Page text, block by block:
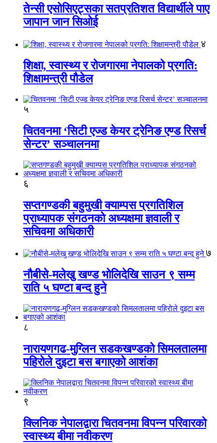
तेन्सी एसोसिएट्सका सतप्रतिशत विद्यार्थीले पाए
जापान जान सिओई
४
शिक्षा, स्वास्थ्य र रोजगारमा नेपालको प्रगति:
शिक्षामन्त्री पौडेल
५
चितवनमा ‘सिटी एज्ड केयर ट्रेनिङ एण्ड रिसर्च
सेन्टर’ सञ्चालनमा
६
सप्तगण्डकी बहुमुखी क्याम्पस प्रगतिशिल
प्राध्यापक संगठनको अध्यक्षमा ज्ञवाली र
सचिवमा अधिकारी
७
नौबीसे-मलेखु खण्ड भोलिदेखि साउन ९ सम्म
राति ५ घण्टा बन्द हुने
८
नारायणगढ-मुग्लिन सडकखण्डको सिमलतालमा
पहिरोले दुइटा बस बगाएको आशंका
९
क्लिनिक नेपालद्वारा चितवनमा विपन्न परिवारको
स्वास्थ्य बीमा नवीकरण